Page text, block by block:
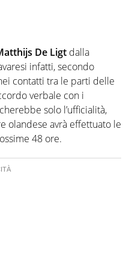
De Ligt dalla
infatti, secondo
contatti tra le parti delle
verbale con i
solo l’ufficialità,
olandese avrà effettuato le
48 ore.